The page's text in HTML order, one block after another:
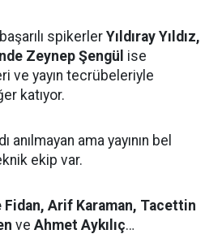
spikerler Yıldıray Yıldız,
Zeynep Şengül ise
ve yayın tecrübeleriyle
katıyor.
anılmayan ama yayının bel
ekip var.
Fidan, Arif Karaman, Tacettin
ve Ahmet Aykılıç…